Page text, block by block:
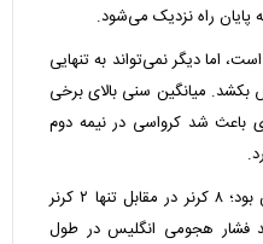
پایان راه نزدیک می‌شود.
اما دیگر نمی‌تواند به تنهایی
بکشد. میانگین سنی بالای برخی
باعث شد کرواسی در نیمه دوم
آمار کرنرها نیز گویای برتری انگلیس بود؛ ۸ کرنر در مقابل تنها ۲ کرنر
فشار هجومی انگلیس در طول